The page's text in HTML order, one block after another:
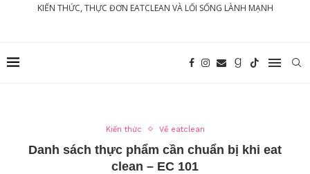
KIẾN THỨC, THỰC ĐƠN EATCLEAN VÀ LỐI SỐNG LÀNH MẠNH
Kiến thức Về eatclean
Danh sách thực phẩm cần chuẩn bị khi eat
clean – EC 101